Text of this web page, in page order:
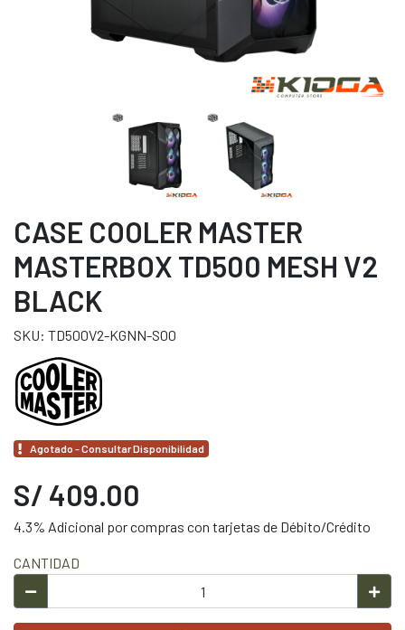
CASE COOLER MASTER
MASTERBOX TD500 MESH V2
BLACK
SKU: TD500V2-KGNN-S00
Agotado - Consultar Disponibilidad
S/ 409.00
4.3% Adicional por compras con tarjetas de Débito/Crédito
CANTIDAD